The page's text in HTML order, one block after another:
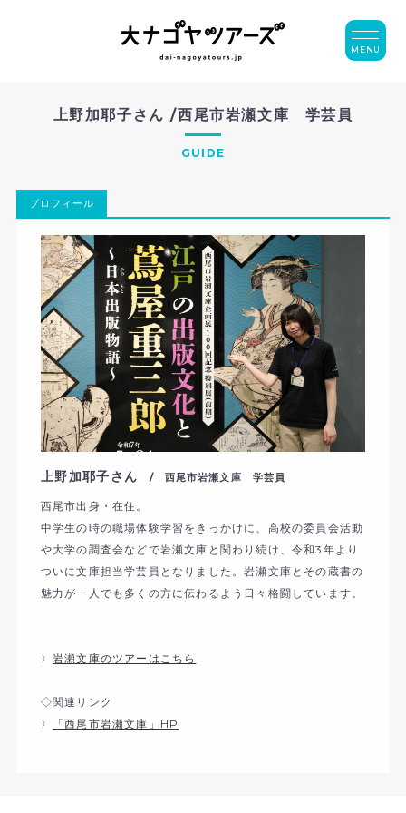
上野加耶子さん /西尾市岩瀬文庫 学芸員
GUIDE
プロフィール
上野加耶子さん / 西尾市岩瀬文庫 学芸員
西尾市出身・在住。
中学生の時の職場体験学習をきっかけに、高校の委員会活動
や大学の調査会などで岩瀬文庫と関わり続け、令和3年より
ついに文庫担当学芸員となりました。岩瀬文庫とその蔵書の
魅力が一人でも多くの方に伝わるよう日々格闘しています。
〉 岩瀬文庫のツアーはこちら
◇関連リンク
〉
「西尾市岩瀬文庫」 HP
MENU